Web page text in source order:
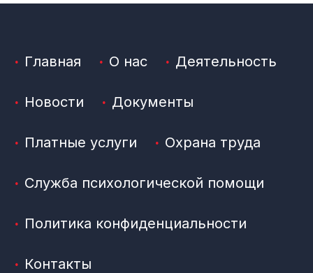
Главная О нас Деятельность
Новости Документы
Платные услуги Охрана труда
Служба психологической помощи
Политика конфиденциальности
Контакты